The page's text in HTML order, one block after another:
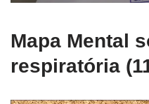
Mapa Mental
respiratória